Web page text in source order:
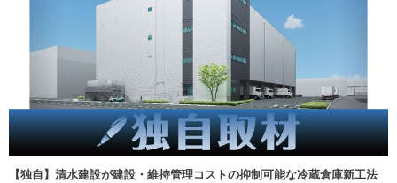
【独自】清水建設が建設・維持管理コストの抑制可能な冷蔵倉庫新工法